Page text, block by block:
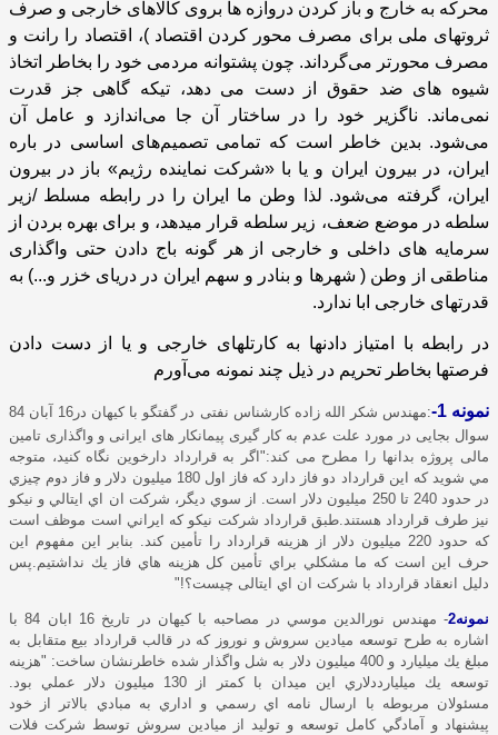
محرکه به خارج و باز کردن دروازه ها بروی کالاهای خارجی و صرف
ثروتهای ملی برای مصرف محور کردن اقتصاد )، اقتصاد را رانت و
مصرف محورتر می‌گرداند. چون پشتوانه مردمی خود را بخاطر اتخاذ
شیوه های ضد حقوق از دست می دهد، تیکه گاهی جز قدرت
نمی‌ماند. ناگزیر خود را در ساختار آن جا می‌اندازد و عامل آن
می‌شود. بدین خاطر است که تمامی تصمیم‌های اساسی در باره
ایران، در بیرون ایران و یا با «شرکت نماینده رژیم» باز در بیرون
ایران، گرفته می‌شود. لذا وطن ما ایران را در رابطه مسلط /زیر
سلطه در موضع ضعف، زیر سلطه قرار میدهد، و برای بهره بردن از
سرمایه های داخلی و خارجی از هر گونه باج دادن حتی واگذاری
مناطقی از وطن ( شهرها و بنادر و سهم ایران در دریای خزر و...) به
قدرتهای خارجی ابا ندارد.
در رابطه با امتیاز دادنها به کارتلهای خارجی و یا از دست دادن
فرصتها بخاطر تحریم در ذیل چند نمونه می‌آورم
نمونه 1-
:مهندس شکر الله زاده کارشناس نفتی در گفتگو با کیهان در16 آبان 84
سوال بجایی در مورد علت عدم به کار گیری پیمانکار های ایرانی و واگذاری تامین
مالی پروژه بدانها را مطرح می کند:"اگر به قرارداد دارخوين نگاه كنيد، متوجه
مي شويد كه اين قرارداد دو فاز دارد كه فاز اول 180 ميليون دلار و فاز دوم چيزي
در حدود 240 تا 250 ميليون دلار است. از سوي ديگر، شركت ان اي ايتالي و نيكو
نيز طرف قرارداد هستند.طبق قرارداد شركت نيكو كه ايراني است موظف است
كه حدود 220 ميليون دلار از هزينه قرارداد را تأمين كند. بنابر این مفهوم اين
حرف اين است كه ما مشكلي براي تأمين كل هزينه هاي فاز يك نداشتيم.پس
دليل انعقاد قرارداد با شركت ان اي ایتالی چيست؟!"
نمونه2
- مهندس نورالدين موسي در مصاحبه با کیهان در تاریخ 16 ابان 84 با
اشاره به طرح توسعه ميادين سروش و نوروز كه در قالب قرارداد بيع متقابل به
مبلغ يك ميليارد و 400 ميليون دلار به شل واگذار شده خاطرنشان ساخت: "هزينه
توسعه يك ميليارددلاري اين ميدان با كمتر از 130 ميليون دلار عملي بود.
مسئولان مربوطه با ارسال نامه اي رسمي و اداري به مبادي بالاتر از خود
پيشنهاد و آمادگي كامل توسعه و توليد از ميادين سروش توسط شركت فلات